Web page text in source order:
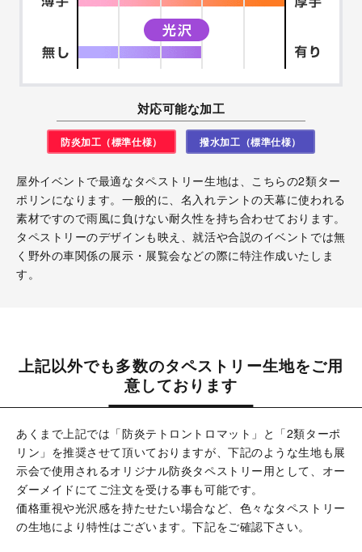
対応可能な加工
防炎加工（標準仕様） 撥水加工（標準仕様）
屋外イベントで最適なタペストリー生地は、こちらの2類ター
ポリンになります。一般的に、名入れテントの天幕に使われる
素材ですので雨風に負けない耐久性を持ち合わせております。
タペストリーのデザインも映え、就活や合説のイベントでは無
く野外の車関係の展示・展覧会などの際に特注作成いたしま
す。
上記以外でも多数のタペストリー生地をご用
意しております
あくまで上記では「防炎テトロントロマット」と「2類ターポ
リン」を推奨させて頂いておりますが、下記のような生地も展
示会で使用されるオリジナル防炎タペストリー用として、オー
ダーメイドにてご注文を受ける事も可能です。
価格重視や光沢感を持たせたい場合など、色々なタペストリー
の生地により特性はございます。下記をご確認下さい。